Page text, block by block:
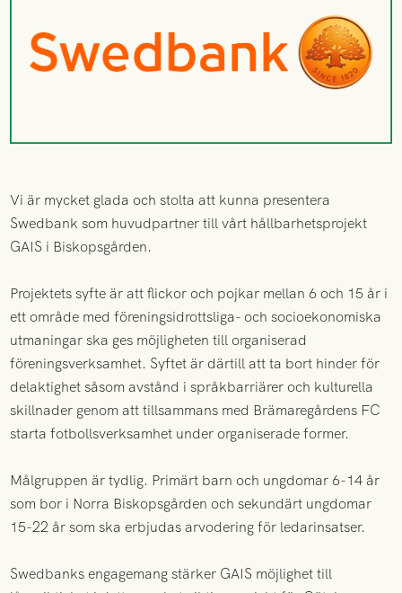
Vi är mycket glada och stolta att kunna presentera
Swedbank som huvudpartner till vårt hållbarhetsprojekt
GAIS i Biskopsgården.
Projektets syfte är att flickor och pojkar mellan 6 och 15 år i
ett område med föreningsidrottsliga- och socioekonomiska
utmaningar ska ges möjligheten till organiserad
föreningsverksamhet. Syftet är därtill att ta bort hinder för
delaktighet såsom avstånd i språkbarriärer och kulturella
skillnader genom att tillsammans med Brämaregårdens FC
starta fotbollsverksamhet under organiserade former.
Målgruppen är tydlig. Primärt barn och ungdomar 6-14 år
som bor i Norra Biskopsgården och sekundärt ungdomar
15-22 år som ska erbjudas arvodering för ledarinsatser.
Swedbanks engagemang stärker GAIS möjlighet till